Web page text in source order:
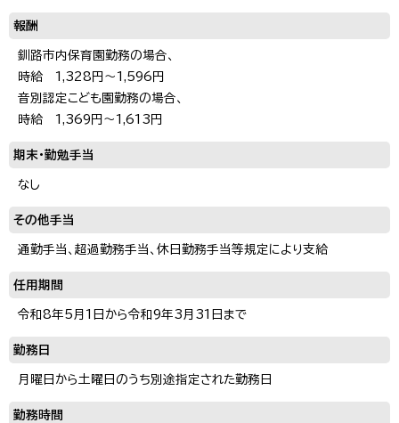
報酬
釧路市内保育園勤務の場合、
時給 1,328円～1,596円
音別認定こども園勤務の場合、
時給 1,369円～1,613円
期末・勤勉手当
なし
その他手当
通勤手当、超過勤務手当、休日勤務手当等規定により支給
任用期間
令和8年5月1日から令和9年3月31日まで
勤務日
月曜日から土曜日のうち別途指定された勤務日
勤務時間